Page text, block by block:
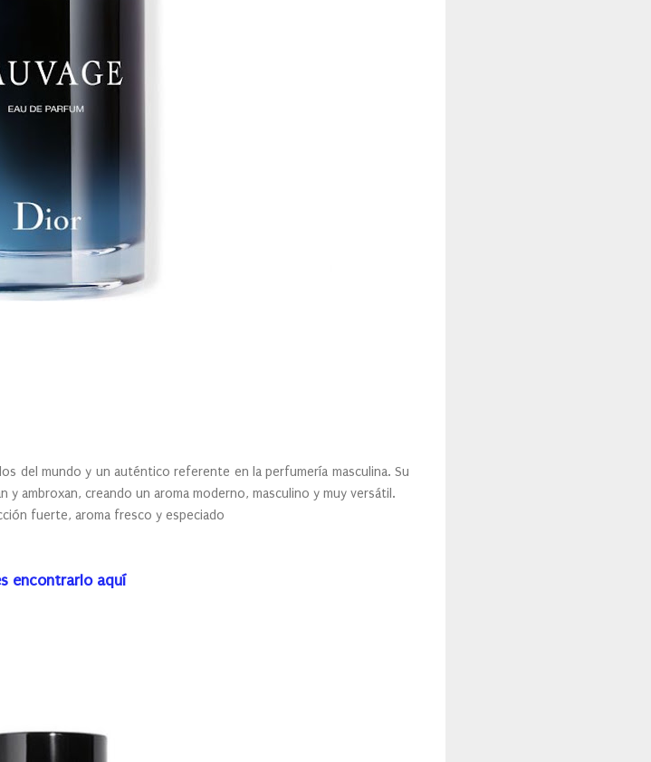
del mundo y un auténtico referente en la perfumería masculina. Su
y ambroxan, creando un aroma moderno, masculino y muy versátil.
fuerte, aroma fresco y especiado
encontrarlo aquí